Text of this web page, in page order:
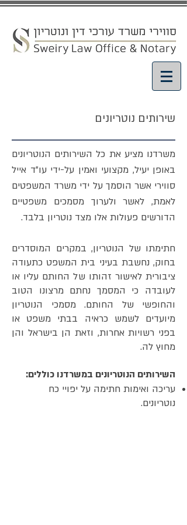
שירותים נוטריונים
משרדנו מציע את כל השירותים הנוטריונים
באופן יעיל, מקצועי ואמין על-ידי עו"ד אייל
סווירי אשר הוסמך על ידי משרד המשפטים
לאמת, לאשר ולערוך מסמכים משפטיים
הדורשים פעולות אלו מצד נוטריון בלבד.
חתימתו של הנוטריון, במקרים המוסדרים
בחוק, נחשבת בעיני בית המשפט כתעודה
ציבורית לאישור זהותו של החותם עליו או
לעובדה כי המסמך נחתם מרצונו הטוב
והחופשי של החותם. מסמכי הנוטריון
מיועדים לשמש כראיה בבתי משפט או
בפני רשויות אחרות, וזאת הן בישראל והן
מחוץ לה.
השירותים הנוטריונים במשרדנו כוללים:
עריכה ואימות חתימה על יפויי כח
נוטריונים.